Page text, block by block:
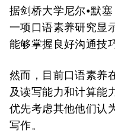
据剑桥大学尼尔•默
一项口语素养研究显
能够掌握良好沟通技
然而，目前口语素养
及读写能力和计算能
优先考虑其他他们认
写作。